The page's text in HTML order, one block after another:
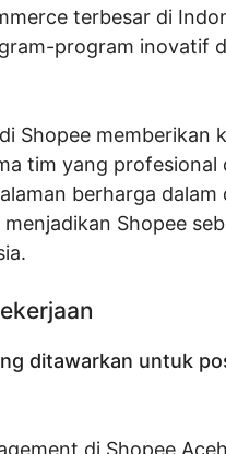
terbesar di
program inovatif
Shopee memberikan
tim yang profesional
berharga
Shopee
ditawarkan untuk
di Shopee